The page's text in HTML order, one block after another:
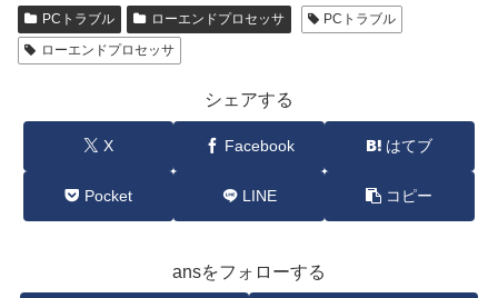
PCトラブル ローエンドプロセッサ
PCトラブル
ローエンドプロセッサ
シェアする
X Facebook はてブ
Pocket LINE コピー
ansをフォローする